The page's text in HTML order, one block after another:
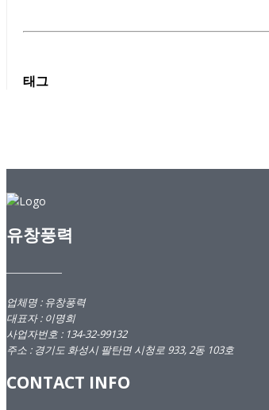
태그
유창풍력
업체명 : 유창풍력
대표자 : 이명희
사업자번호 : 134-32-99132
주소 : 경기도 화성시 팔탄면 시청로 933, 2동 103호
CONTACT INFO